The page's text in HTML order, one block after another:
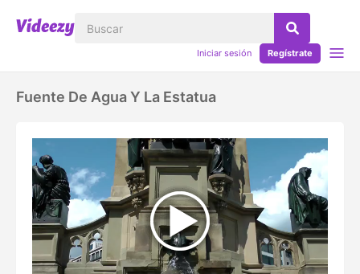
Iniciar sesión Regístrate
Fuente De Agua Y La Estatua